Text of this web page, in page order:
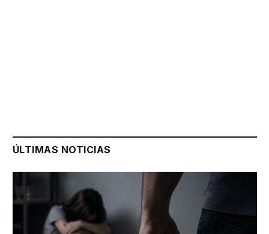
ÚLTIMAS NOTICIAS